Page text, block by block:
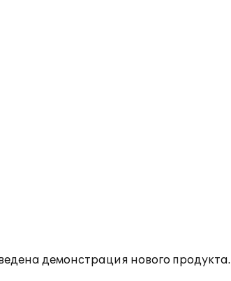
демонстрация нового продукта.